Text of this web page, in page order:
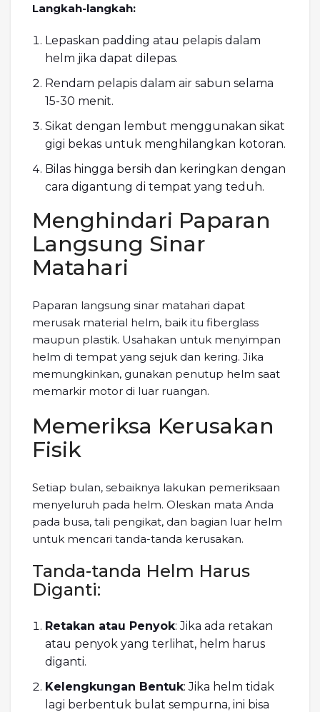
Langkah-langkah:
Lepaskan padding atau pelapis dalam
helm jika dapat dilepas.
Rendam pelapis dalam air sabun selama
15-30 menit.
Sikat dengan lembut menggunakan sikat
gigi bekas untuk menghilangkan kotoran.
Bilas hingga bersih dan keringkan dengan
cara digantung di tempat yang teduh.
Menghindari Paparan
Langsung Sinar
Matahari
Paparan langsung sinar matahari dapat
merusak material helm, baik itu fiberglass
maupun plastik. Usahakan untuk menyimpan
helm di tempat yang sejuk dan kering. Jika
memungkinkan, gunakan penutup helm saat
memarkir motor di luar ruangan.
Memeriksa Kerusakan
Fisik
Setiap bulan, sebaiknya lakukan pemeriksaan
menyeluruh pada helm. Oleskan mata Anda
pada busa, tali pengikat, dan bagian luar helm
untuk mencari tanda-tanda kerusakan.
Tanda-tanda Helm Harus
Diganti:
Retakan atau Penyok: Jika ada retakan
atau penyok yang terlihat, helm harus
diganti.
Kelengkungan Bentuk: Jika helm tidak
lagi berbentuk bulat sempurna, ini bisa